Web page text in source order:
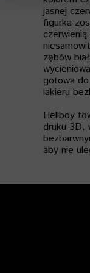
jasnej
figurka
zębów
gotowa
lakieru
Hellboy
druku 3D,
aby nie